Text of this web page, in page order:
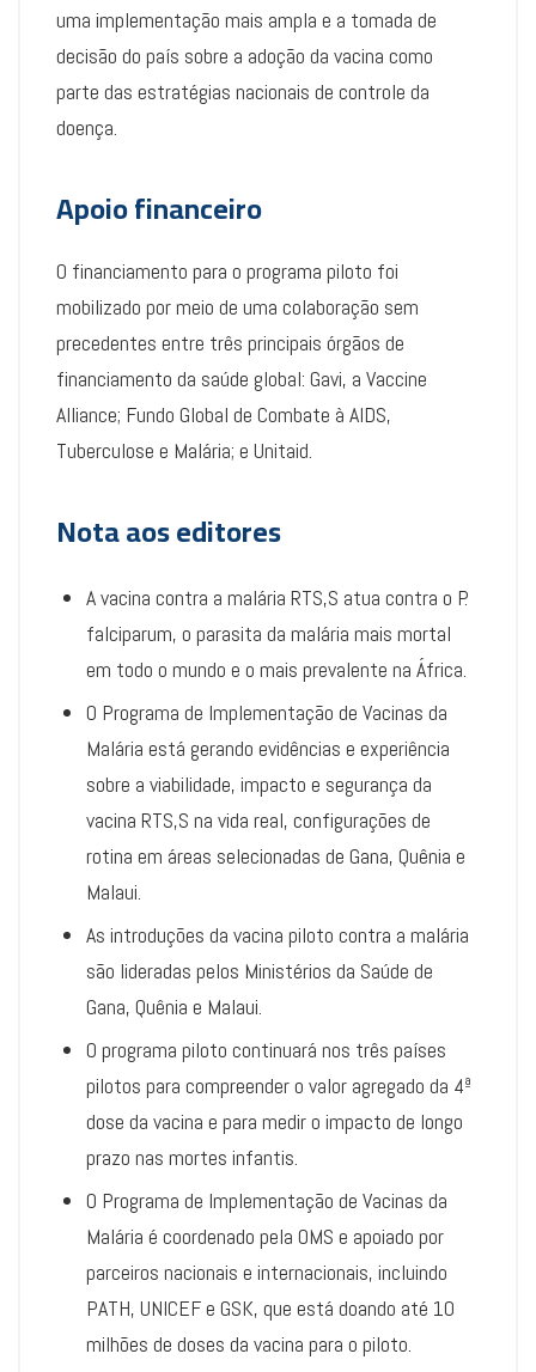
uma implementação mais ampla e a tomada de
decisão do país sobre a adoção da vacina como
parte das estratégias nacionais de controle da
doença.
Apoio financeiro
O financiamento para o programa piloto foi
mobilizado por meio de uma colaboração sem
precedentes entre três principais órgãos de
financiamento da saúde global: Gavi, a Vaccine
Alliance; Fundo Global de Combate à AIDS,
Tuberculose e Malária; e Unitaid.
Nota aos editores
A vacina contra a malária RTS,S atua contra o P.
falciparum, o parasita da malária mais mortal
em todo o mundo e o mais prevalente na África.
O Programa de Implementação de Vacinas da
Malária está gerando evidências e experiência
sobre a viabilidade, impacto e segurança da
vacina RTS,S na vida real, configurações de
rotina em áreas selecionadas de Gana, Quênia e
Malaui.
As introduções da vacina piloto contra a malária
são lideradas pelos Ministérios da Saúde de
Gana, Quênia e Malaui.
O programa piloto continuará nos três países
pilotos para compreender o valor agregado da 4ª
dose da vacina e para medir o impacto de longo
prazo nas mortes infantis.
O Programa de Implementação de Vacinas da
Malária é coordenado pela OMS e apoiado por
parceiros nacionais e internacionais, incluindo
PATH, UNICEF e GSK, que está doando até 10
milhões de doses da vacina para o piloto.